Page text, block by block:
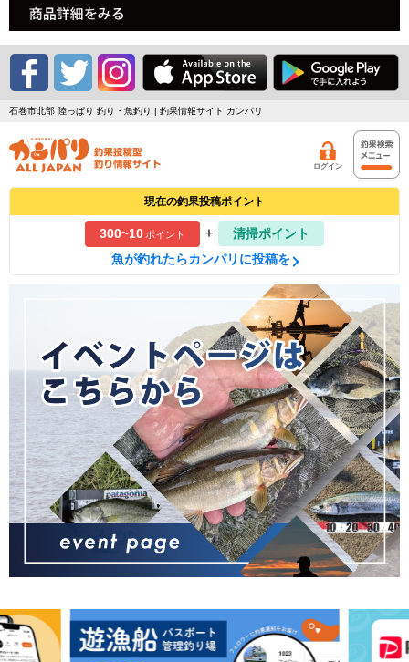
石巻市北部 陸っぱり 釣り・魚釣り | 釣果情報サイト カンパリ
ログイン
現在の釣果投稿ポイント
300~10ポイント +
清掃ポイント
魚が釣れたらカンパリに投稿を